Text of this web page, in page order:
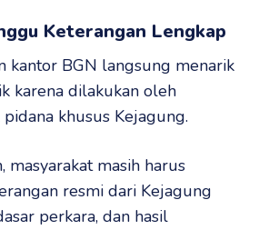
Keterangan Lengkap
kantor BGN langsung menarik
karena dilakukan oleh
khusus Kejagung.
masyarakat masih harus
resmi dari Kejagung
perkara, dan hasil